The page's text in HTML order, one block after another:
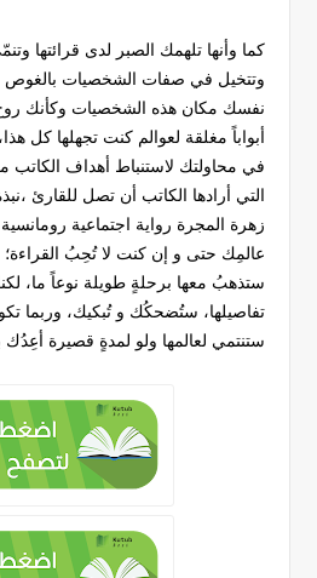
كما وأنها تلهمك الصبر لدى قرائتها
وتتخيل في صفات الشخصيات بالغوص
نفسك مكان هذه الشخصيات وكأنك روح
أبواباً مغلقة لعوالم كنت تجهلها كل
في محاولتك لاستنباط أهداف الكاتب
التي أرادها الكاتب أن تصل للقارئ
زهرة المجرة رواية اجتماعية
عالمِك حتى و إن كنت لا تُحِبُ
ستذهبُ معها برحلةٍ طويلة نوعاً ما،
تفاصيلها، ستُضحكُك و تُبكيك، وربما
ستنتمي لعالمها ولو لمدةٍ قصيرة أعِدُك